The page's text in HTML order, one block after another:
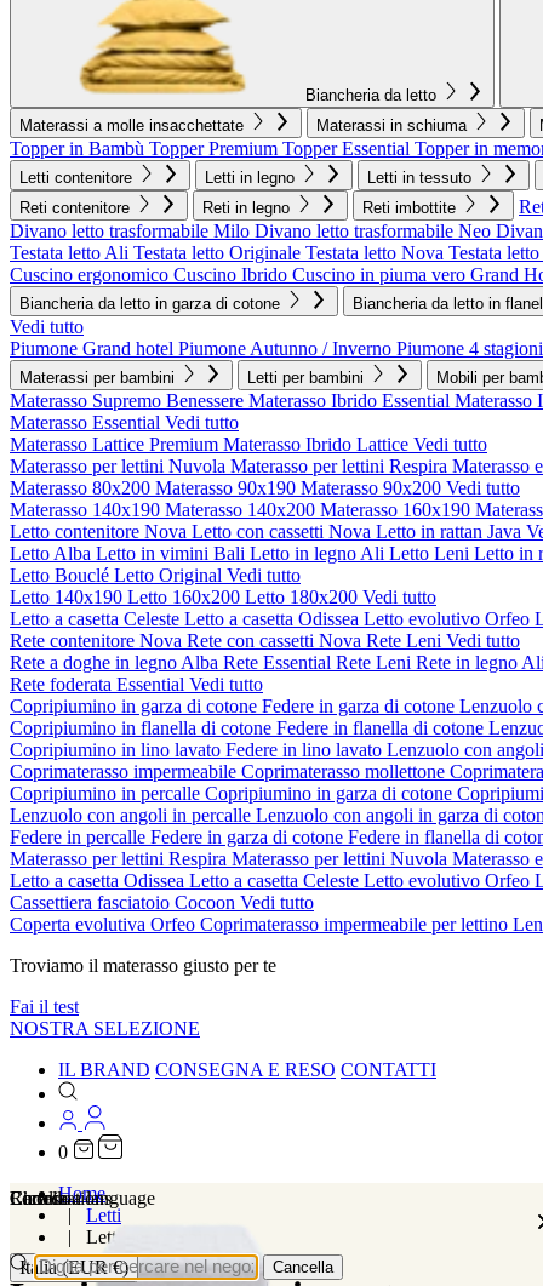
Biancheria da letto
Materassi a molle insacchettate
Materassi in schiuma
Topper in Bambù Topper Premium Topper Essential Topper in
Letti contenitore Letti in legno Letti in tessuto
Reti contenitore Reti in legno Reti imbottite
Divano letto trasformabile Milo Divano letto trasformabile Neo
Testata letto Ali Testata letto Originale Testata letto Nova Testata
Cuscino ergonomico Cuscino Ibrido Cuscino in piuma vero Grand
Biancheria da letto in garza di cotone Biancheria da letto in
Vedi tutto
Piumone Grand hotel Piumone Autunno / Inverno Piumone 4 stagioni
Materassi per bambini Letti per bambini Mobili per
Materasso Supremo Benessere Materasso Ibrido Essential Materasso
Materasso Essential Vedi tutto
Materasso Lattice Premium Materasso Ibrido Lattice Vedi tutto
Materasso per lettini Nuvola Materasso per lettini Respira Materasso
Materasso 80x200 Materasso 90x190 Materasso 90x200 Vedi tutto
Materasso 140x190 Materasso 140x200 Materasso 160x190
Letto contenitore Nova Letto con cassetti Nova Letto in rattan Java
Letto Alba Letto in vimini Bali Letto in legno Ali Letto Leni Letto in
Letto Bouclé Letto Original Vedi tutto
Letto 140x190 Letto 160x200 Letto 180x200 Vedi tutto
Letto a casetta Celeste Letto a casetta Odissea Letto evolutivo Orfeo
Rete contenitore Nova Rete con cassetti Nova Rete Leni Vedi tutto
Rete a doghe in legno Alba Rete Essential Rete Leni Rete in legno Ali
Rete foderata Essential Vedi tutto
Copripiumino in garza di cotone Federe in garza di cotone Lenzuolo
Copripiumino in flanella di cotone Federe in flanella di cotone
Copripiumino in lino lavato Federe in lino lavato Lenzuolo con
Coprimaterasso impermeabile Coprimaterasso mollettone
Copripiumino in percalle Copripiumino in garza di cotone
Lenzuolo con angoli in percalle Lenzuolo con angoli in garza di
Federe in percalle Federe in garza di cotone Federe in flanella di
Materasso per lettini Respira Materasso per lettini Nuvola Materasso
Letto a casetta Odissea Letto a casetta Celeste Letto evolutivo Orfeo
Cassettiera fasciatoio Cocoon Vedi tutto
Coperta evolutiva Orfeo Coprimaterasso impermeabile per lettino
Troviamo il materasso giusto per te
Fai il test
NOSTRA SELEZIONE
IL BRAND CONSEGNA E RESO CONTATTI
0
Localizations
Italia (EUR €)
Choose a language
Ricerca
Cancella
CarrelloHome
Letti
Letti per bambini